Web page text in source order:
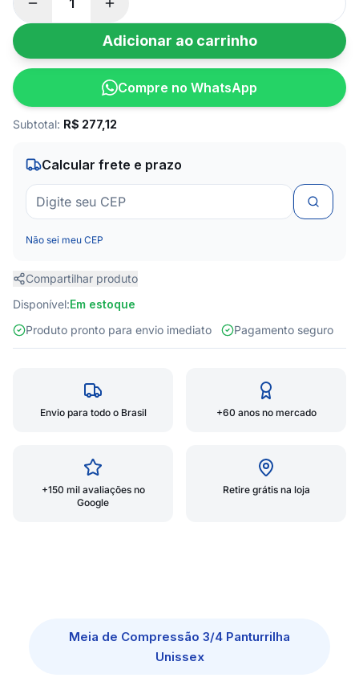
Adicionar ao carrinho
Compre no WhatsApp
Subtotal: R$ 277,12
Calcular frete e prazo
Não sei meu CEP
Compartilhar produto
Disponível:Em estoque
Produto pronto para envio imediato
Pagamento seguro
Envio para todo o Brasil +60 anos no mercado
+150 mil avaliações no
Google
Retire grátis na loja
Meia de Compressão 3/4 Panturrilha
Unissex